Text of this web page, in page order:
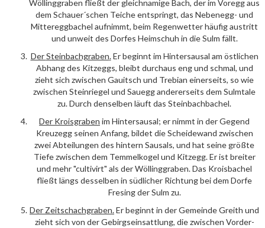
Wöllinggraben fließt der gleichnamige Bach, der im Voregg aus
dem Schauer´schen Teiche entspringt, das Nebenegg- und
Mittereggbachel aufnimmt, beim Regenwetter häufig austritt
und unweit des Dorfes Heimschuh in die Sulm fällt.
DerSteinbachgraben.Er beginnt im Hintersausal am östlichen
Abhang des Kitzeggs, bleibt durchaus eng und schmal, und
zieht sich zwischen Gauitsch und Trebian einerseits, so wie
zwischen Steinriegel und Sauegg andererseits dem Sulmtale
zu. Durch denselben läuft das Steinbachbachel.
Der Kroisgraben im Hintersausal; er nimmt in der Gegend
Kreuzegg seinen Anfang, bildet die Scheidewand zwischen
zwei Abteilungen des hintern Sausals, und hat seine größte
Tiefe zwischen dem Temmelkogel und Kitzegg. Er ist breiter
und mehr "cultivirt" als der Wöllinggraben. Das Kroisbachel
fließt längs desselben in südlicher Richtung bei dem Dorfe
Fresing der Sulm zu.
Der Zeitschachgraben.Er beginnt in der Gemeinde Greith und
zieht sich von der Gebirgseinsattlung, die zwischen Vorder-